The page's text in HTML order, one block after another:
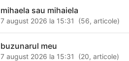
mihaela sau mihaiela
7 august 2026 la 15:31 (56,articole)
buzunarul meu
7 august 2026 la 15:31 (20,articole)